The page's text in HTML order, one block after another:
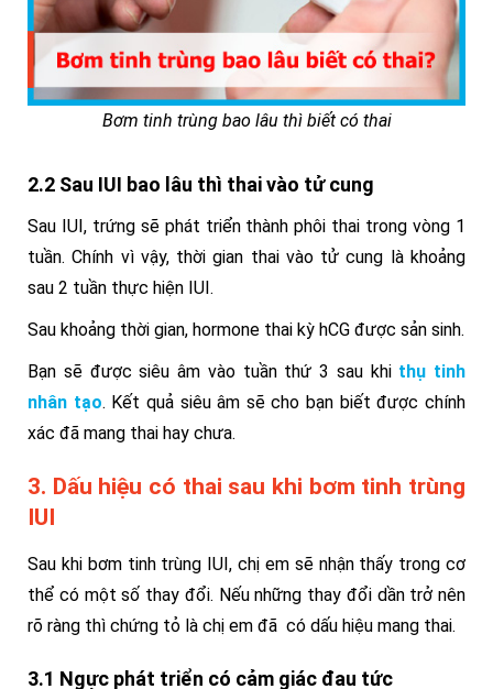
Bơm tinh trùng bao lâu thì biết có thai
2.2 Sau IUI bao lâu thì thai vào tử cung
Sau IUI, trứng sẽ phát triển thành phôi thai trong vòng 1
tuần. Chính vì vậy, thời gian thai vào tử cung là khoảng
sau 2 tuần thực hiện IUI.
Sau khoảng thời gian, hormone thai kỳ hCG được sản sinh.
Bạn sẽ được siêu âm vào tuần thứ 3 sau khi thụ tinh
nhân tạo. Kết quả siêu âm sẽ cho bạn biết được chính
xác đã mang thai hay chưa.
3. Dấu hiệu có thai sau khi bơm tinh trùng
IUI
Sau khi bơm tinh trùng IUI, chị em sẽ nhận thấy trong cơ
thể có một số thay đổi. Nếu những thay đổi dần trở nên
rõ ràng thì chứng tỏ là chị em đã có dấu hiệu mang thai.
3.1 Ngực phát triển có cảm giác đau tức